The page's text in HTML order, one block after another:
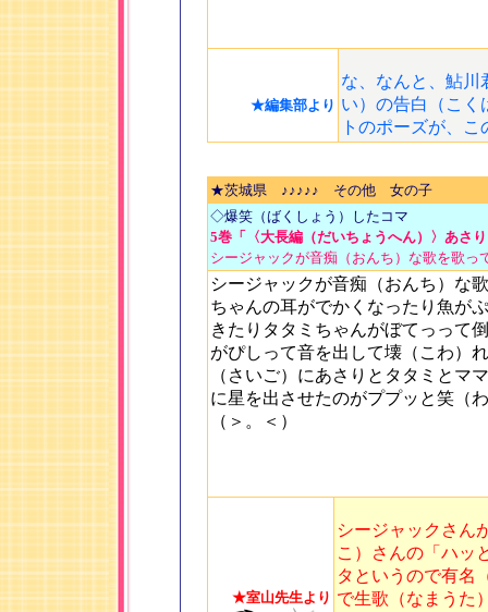
★編集部より
な、なんと、鮎川
い）の告白（こ
トのポーズが、
★茨城県 ♪♪♪♪♪ その他 女の子
◇爆笑（ばくしょう）したコマ
5巻「〈大長編（だいちょうへん）〉あさ
シージャックが音痴（おんち）な歌を歌っ
シージャックが音痴（おんち）な
ちゃんの耳がでかくなったり魚が
きたりタタミちゃんがぼてっって
がぴしって音を出して壊（こわ）
（さいご）にあさりとタタミとマ
に星を出させたのがププッと笑（
（＞。＜）
★室山先生より
シージャックさん
こ）さんの「ハッ
タというので有名
で生歌（なまうた